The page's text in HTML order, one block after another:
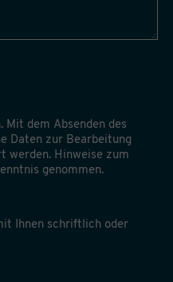
Mit dem Absenden des
Daten zur Bearbeitung
werden. Hinweise zum
genommen.
Ihnen schriftlich oder